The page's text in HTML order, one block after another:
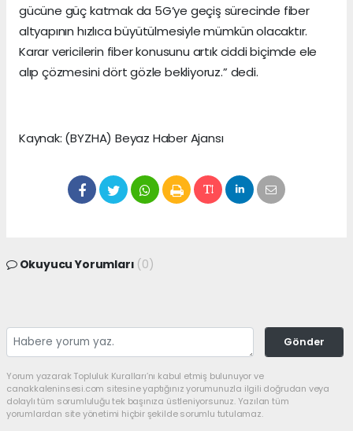
gücüne güç katmak da 5G’ye geçiş sürecinde fiber
altyapının hızlıca büyütülmesiyle mümkün olacaktır.
Karar vericilerin fiber konusunu artık ciddi biçimde ele
alıp çözmesini dört gözle bekliyoruz.” dedi.
Kaynak: (BYZHA) Beyaz Haber Ajansı
Okuyucu Yorumları (0)
Gönder
Yorum yazarak Topluluk Kuralları’nı kabul etmiş bulunuyor ve
canakkaleninsesi.com sitesine yaptığınız yorumunuzla ilgili doğrudan veya
dolaylı tüm sorumluluğu tek başınıza üstleniyorsunuz. Yazılan tüm
yorumlardan site yönetimi hiçbir şekilde sorumlu tutulamaz.